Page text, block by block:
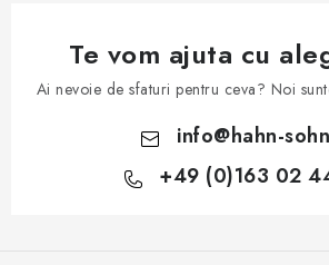
Te vom ajuta cu
Ai nevoie de sfaturi pentru ceva? Noi
info@hahn-
+49 (0)163 02